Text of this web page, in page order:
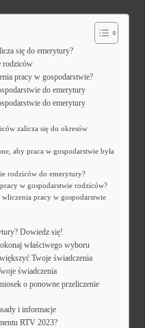
się do emerytury?
rodziców
pracy w gospodarstwie?
do emerytury
do emerytury
zalicza się do okresów
aby praca w gospodarstwie była
rodziców do emerytury?
w gospodarstwie rodziców?
pracy w gospodarstwie
Dowiedz się!
właściwego wyboru
Twoje świadczenia
świadczenia
o ponowne przeliczenie
i informacje
RTV 2023?